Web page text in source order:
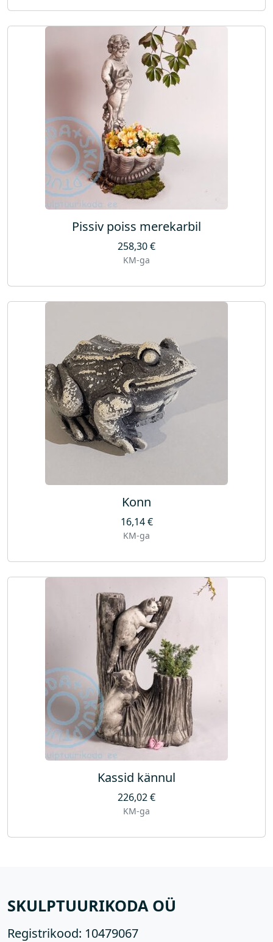
Pissiv poiss merekarbil
258,30€
KM-ga
Konn
16,14€
KM-ga
Kassid kännul
226,02€
KM-ga
SKULPTUURIKODA OÜ
Registrikood: 10479067